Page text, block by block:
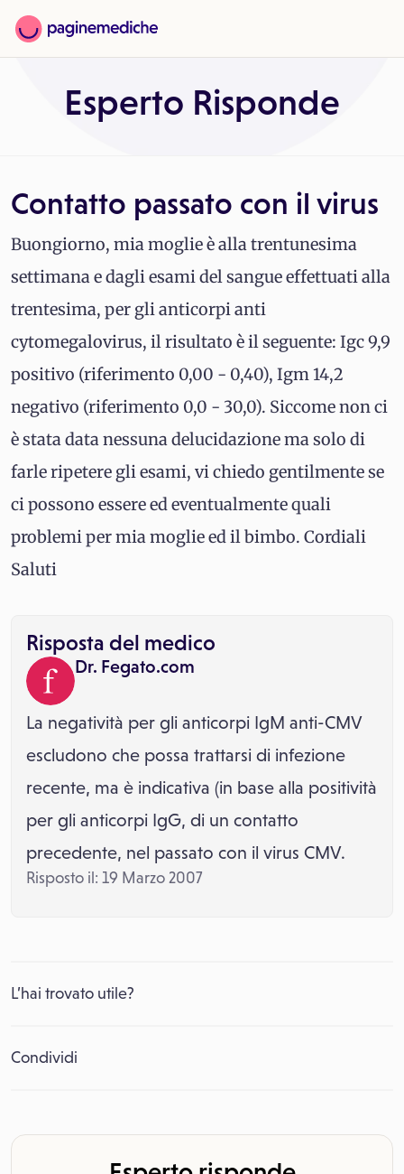
Esperto Risponde
Contatto passato con il virus
Buongiorno, mia moglie è alla trentunesima
settimana e dagli esami del sangue effettuati alla
trentesima, per gli anticorpi anti
cytomegalovirus, il risultato è il seguente: Igc 9,9
positivo (riferimento 0,00 - 0,40), Igm 14,2
negativo (riferimento 0,0 - 30,0). Siccome non ci
è stata data nessuna delucidazione ma solo di
farle ripetere gli esami, vi chiedo gentilmente se
ci possono essere ed eventualmente quali
problemi per mia moglie ed il bimbo. Cordiali
Saluti
Risposta del medico
Dr. Fegato.com
La negatività per gli anticorpi IgM anti-CMV
escludono che possa trattarsi di infezione
recente, ma è indicativa (in base alla positività
per gli anticorpi IgG, di un contatto
precedente, nel passato con il virus CMV.
Risposto il: 19 Marzo 2007
L’hai trovato utile?
Condividi